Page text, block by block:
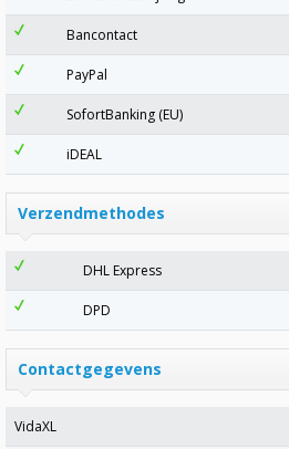
Bancontact
PayPal
SofortBanking (EU)
iDEAL
Verzendmethodes
DHL Express
DPD
Contactgegevens
VidaXL